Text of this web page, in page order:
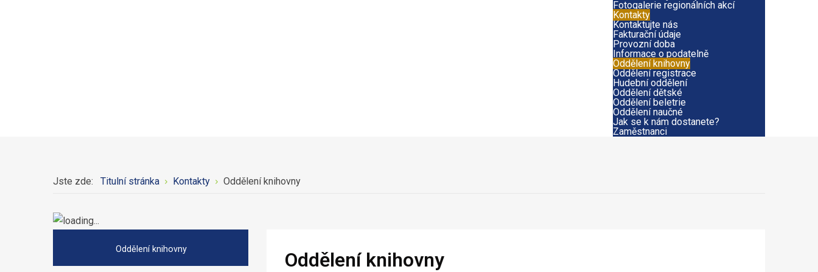
Fotogalerie regionálních akcí
Kontakty
Kontaktujte nás
Fakturační údaje
Provozní doba
Informace o podatelně
Oddělení knihovny
Oddělení registrace
Hudební oddělení
Oddělení dětské
Oddělení beletrie
Oddělení naučné
Jak se k nám dostanete?
Zaměstnanci
Jste zde: Titulní stránka Kontakty Oddělení knihovny
Oddělení knihovny Oddělení knihovny